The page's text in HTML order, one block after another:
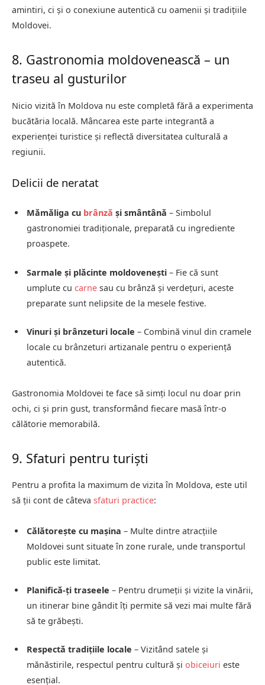
amintiri, ci și o conexiune autentică cu oamenii și tradițiile
Moldovei.
8. Gastronomia moldovenească – un
traseu al gusturilor
Nicio vizită în Moldova nu este completă fără a experimenta
bucătăria locală. Mâncarea este parte integrantă a
experienței turistice și reflectă diversitatea culturală a
regiunii.
Delicii de neratat
Mămăliga cu brânză și smântână – Simbolul
gastronomiei tradiționale, preparată cu ingrediente
proaspete.
Sarmale și plăcinte moldovenești – Fie că sunt
umplute cu carne sau cu brânză și verdețuri, aceste
preparate sunt nelipsite de la mesele festive.
Vinuri și brânzeturi locale – Combină vinul din cramele
locale cu brânzeturi artizanale pentru o experiență
autentică.
Gastronomia Moldovei te face să simți locul nu doar prin
ochi, ci și prin gust, transformând fiecare masă într-o
călătorie memorabilă.
9. Sfaturi pentru turiști
Pentru a profita la maximum de vizita în Moldova, este util
să ții cont de câteva sfaturi practice:
Călătorește cu mașina – Multe dintre atracțiile
Moldovei sunt situate în zone rurale, unde transportul
public este limitat.
Planifică-ți traseele – Pentru drumeții și vizite la vinării,
un itinerar bine gândit îți permite să vezi mai multe fără
să te grăbești.
Respectă tradițiile locale – Vizitând satele și
mănăstirile, respectul pentru cultură și obiceiuri este
esențial.